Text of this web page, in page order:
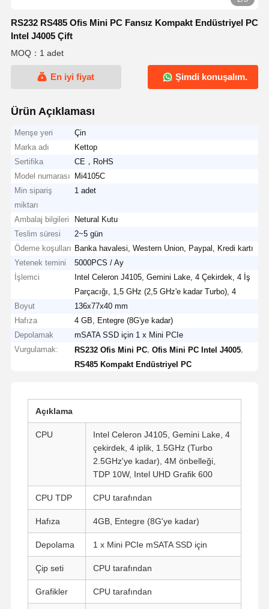
RS232 RS485 Ofis Mini PC Fansız Kompakt Endüstriyel PC
Intel J4005 Çift
MOQ：1 adet
En iyi fiyat Şimdi konuşalım.
Ürün Açıklaması
Menşe yeri
Çin
Marka adı
Kettop
Sertifika
CE，RoHS
Model numarası
Mi4105C
Min sipariş
miktarı
1 adet
Ambalaj bilgileri
Netural Kutu
Teslim süresi
2~5 gün
Ödeme koşulları Banka havalesi, Western Union, Paypal, Kredi kartı
Yetenek temini
5000PCS / Ay
İşlemci
Intel Celeron J4105, Gemini Lake, 4 Çekirdek, 4 İş
Parçacığı, 1,5 GHz (2,5 GHz'e kadar Turbo), 4
Boyut
136x77x40 mm
Hafıza
4 GB, Entegre (8G'ye kadar)
Depolamak
mSATA SSD için 1 x Mini PCIe
Vurgulamak:
RS232 Ofis Mini PC ,Ofis Mini PC Intel J4005
RS485 Kompakt Endüstriyel PC
Açıklama
CPU
Intel Celeron J4105, Gemini Lake, 4
çekirdek, 4 iplik, 1.5GHz (Turbo
2.5GHz'ye kadar), 4M önbelleği,
TDP 10W, Intel UHD Grafik 600
CPU TDP CPU tarafından
Hafıza 4GB, Entegre (8G'ye kadar)
Depolama 1 x Mini PCIe mSATA SSD için
Çip seti CPU tarafından
Grafikler CPU tarafından